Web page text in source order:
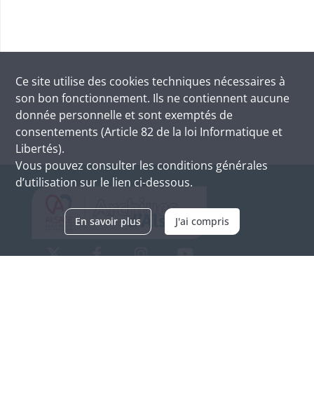
Ce site utilise des cookies techniques nécessaires à
son bon fonctionnement. Ils ne contiennent aucune
donnée personnelle et sont exemptés de
consentements (Article 82 de la loi Informatique et
Libertés).
Vous pouvez consulter les conditions générales
d’utilisation sur le lien ci-dessous.
En savoir plus J'ai compris